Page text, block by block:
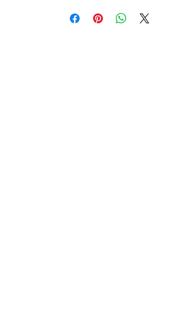
GRAMATURA: 532 G/MB
SZEROKOŚĆ: 140 CM